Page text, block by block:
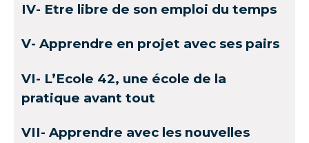
IV- Etre libre de son emploi du temps
V- Apprendre en projet avec ses pairs
VI- L’Ecole 42, une école de la
pratique avant tout
VII- Apprendre avec les nouvelles